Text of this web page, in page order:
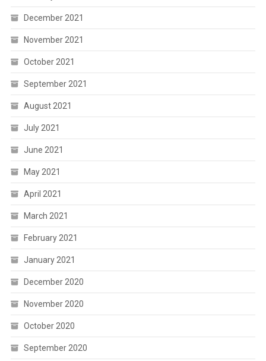
December 2021
November 2021
October 2021
September 2021
August 2021
July 2021
June 2021
May 2021
April 2021
March 2021
February 2021
January 2021
December 2020
November 2020
October 2020
September 2020